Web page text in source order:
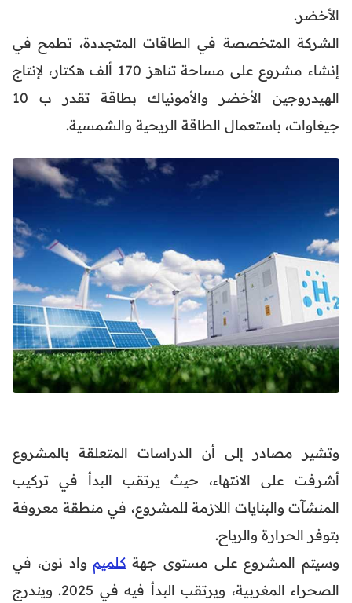
الأخضر.
الشركة المتخصصة في الطاقات المتجددة، تطمح في
إنشاء مشروع على مساحة تناهز 170 ألف هكتار، لإنتاج
الهيدروجين الأخضر والأمونياك بطاقة تقدر ب 10
جيغاوات، باستعمال الطاقة الريحية والشمسية.
وتشير مصادر إلى أن الدراسات المتعلقة بالمشروع
أشرفت على الانتهاء، حيث يرتقب البدأ في تركيب
المنشآت والبنايات اللازمة للمشروع، في منطقة معروفة
بتوفر الحرارة والرياح.
وسيتم المشروع على مستوى جهة كلميمواد نون، في
الصحراء المغربية، ويرتقب البدأ فيه في 2025. ويندرج